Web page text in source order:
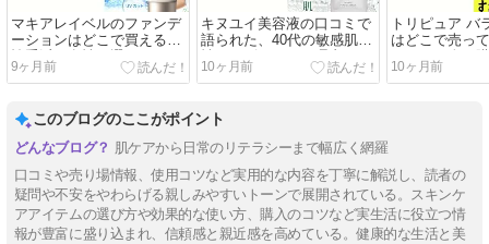
マキアレイベルのファンデ
ーションはどこで買える？
慎重派の女性が選んでいる
購入場所はココ！
9ヶ月前
キヌユイ美容液の口コミで
語られた、40代の敏感肌女
性がリピートする理由！
10ヶ月前
トリピュア バ
はどこで売っ
たくない人が
のはココ！
10ヶ月前
このブログのここがポイント
肌ケアから日常のリテラシーまで幅広く網羅
口コミや売り場情報、使用コツなど実用的な内容を丁寧に解説し、読者の
疑問や不安をやわらげる親しみやすいトーンで展開されている。スキンケ
アアイテムの選び方や効果的な使い方、購入のコツなど実生活に役立つ情
報が豊富に盛り込まれ、信頼感と親近感を高めている。健康的な生活と美